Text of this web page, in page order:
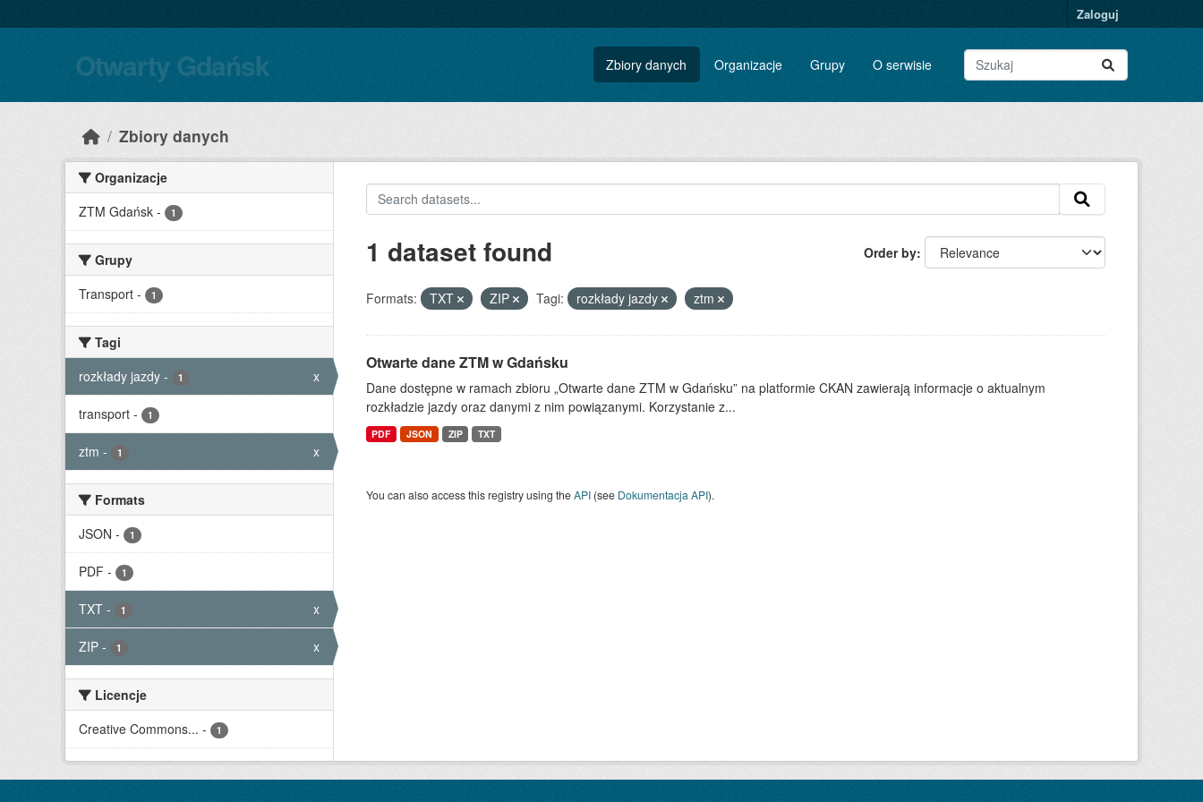
Zaloguj
Otwarty Gdańsk Zbiory danych Organizacje Grupy O serwisie
Zbiory danych
Organizacje
ZTM Gdańsk - 1
Grupy
Transport - 1
Tagi
rozkłady jazdy - 1 x
transport - 1
ztm - 1 x
Formats
JSON - 1
PDF - 1
TXT - 1 x
ZIP - 1 x
Licencje
Creative Commons... - 1
Order by
1 dataset found
Formats: TXT ZIP Tagi: rozkłady jazdy ztm
Otwarte dane ZTM w Gdańsku
Dane dostępne w ramach zbioru „Otwarte dane ZTM w Gdańsku” na platformie CKAN zawierają informacje o aktualnym
rozkładzie jazdy oraz danymi z nim powiązanymi. Korzystanie z...
PDF JSON ZIP TXT
You can also access this registry using theAPI(see Dokumentacja API).